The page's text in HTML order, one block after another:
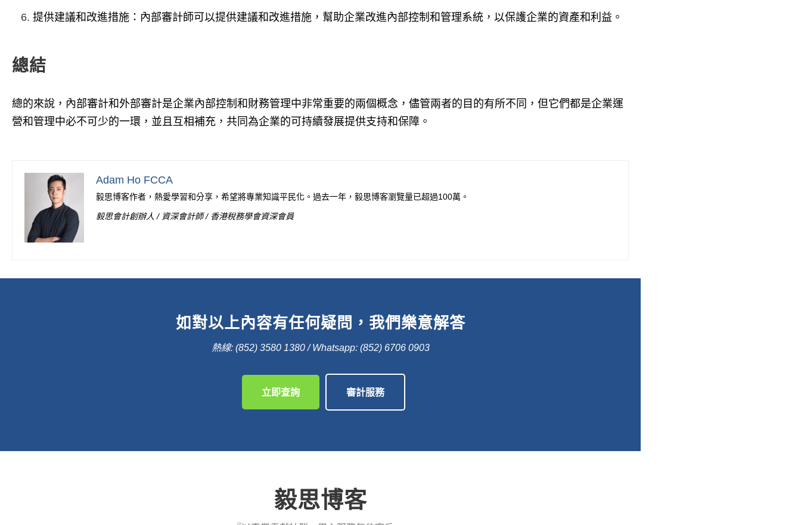
提供建議和改進措施：內部審計師可以提供建議和改進措施，幫助企業改進內部控制和管理系統，以保護企業的資產和利益。
總結
總的來說，內部審計和外部審計是企業內部控制和財務管理中非常重要的兩個概念，儘管兩者的目的有所不同，但它們都是企業運
營和管理中必不可少的一環，並且互相補充，共同為企業的可持續發展提供支持和保障。
Adam Ho FCCA
毅思博客作者，熱愛學習和分享，希望將專業知識平民化。過去一年，毅思博客瀏覽量已超過100萬。
毅思會計創辦人 / 資深會計師 / 香港稅務學會資深會員
如對以上內容有任何疑問，我們樂意解答
熱線: (852) 3580 1380 / Whatsapp: (852) 6706 0903
立即查詢 審計服務
毅思博客